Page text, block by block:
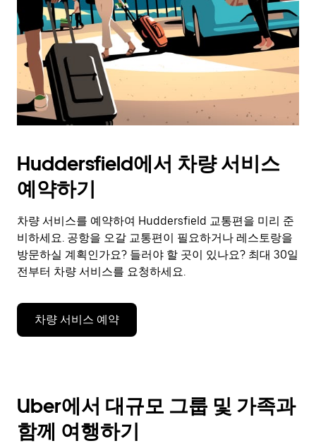
Huddersfield에서 차량 서비스
예약하기
차량 서비스를 예약하여 Huddersfield 교통편을 미리 준
비하세요. 공항을 오갈 교통편이 필요하거나 레스토랑을
방문하실 계획인가요? 들러야 할 곳이 있나요? 최대 30일
전부터 차량 서비스를 요청하세요.
차량 서비스 예약
Uber에서 대규모 그룹 및 가족과
함께 여행하기